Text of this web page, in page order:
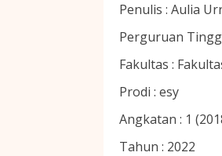
Penulis : Aulia
Perguruan
Fakultas :
Prodi : esy
Angkatan : 1
Tahun : 2022